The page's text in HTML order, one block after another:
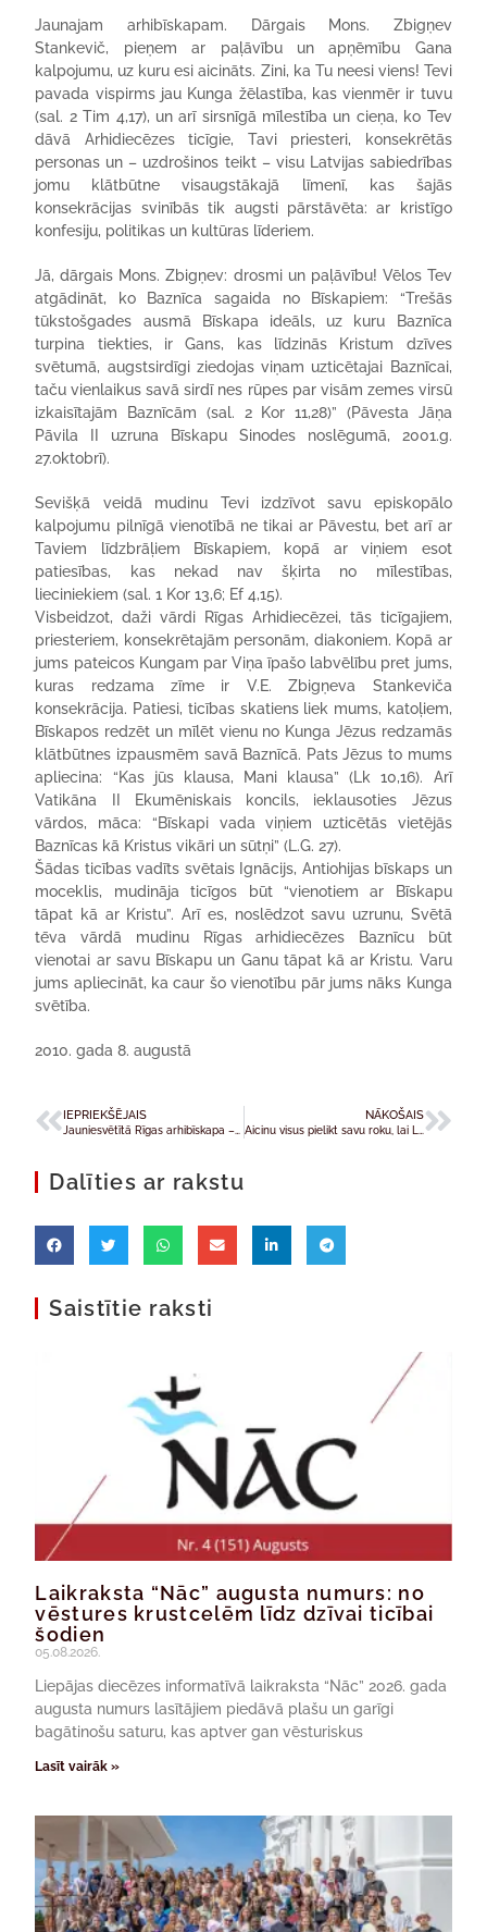
Jaunajam arhibīskapam. Dārgais Mons. Zbigņev
Stankevič, pieņem ar paļāvību un apņēmību Gana
kalpojumu, uz kuru esi aicināts. Zini, ka Tu neesi viens! Tevi
pavada vispirms jau Kunga žēlastība, kas vienmēr ir tuvu
(sal. 2 Tim 4,17), un arī sirsnīgā mīlestība un cieņa, ko Tev
dāvā Arhidiecēzes ticīgie, Tavi priesteri, konsekrētās
personas un – uzdrošinos teikt – visu Latvijas sabiedrības
jomu klātbūtne visaugstākajā līmenī, kas šajās
konsekrācijas svinībās tik augsti pārstāvēta: ar kristīgo
konfesiju, politikas un kultūras līderiem.
Jā, dārgais Mons. Zbigņev: drosmi un paļāvību! Vēlos Tev
atgādināt, ko Baznīca sagaida no Bīskapiem: “Trešās
tūkstošgades ausmā Bīskapa ideāls, uz kuru Baznīca
turpina tiekties, ir Gans, kas līdzinās Kristum dzīves
svētumā, augstsirdīgi ziedojas viņam uzticētajai Baznīcai,
taču vienlaikus savā sirdī nes rūpes par visām zemes virsū
izkaisītajām Baznīcām (sal. 2 Kor 11,28)” (Pāvesta Jāņa
Pāvila II uzruna Bīskapu Sinodes noslēgumā, 2001.g.
27.oktobrī).
Sevišķā veidā mudinu Tevi izdzīvot savu episkopālo
kalpojumu pilnīgā vienotībā ne tikai ar Pāvestu, bet arī ar
Taviem līdzbrāļiem Bīskapiem, kopā ar viņiem esot
patiesības, kas nekad nav šķirta no mīlestības,
lieciniekiem (sal. 1 Kor 13,6; Ef 4,15).
Visbeidzot, daži vārdi Rīgas Arhidiecēzei, tās ticīgajiem,
priesteriem, konsekrētajām personām, diakoniem. Kopā ar
jums pateicos Kungam par Viņa īpašo labvēlību pret jums,
kuras redzama zīme ir V.E. Zbigņeva Stankeviča
konsekrācija. Patiesi, ticības skatiens liek mums, katoļiem,
Bīskapos redzēt un mīlēt vienu no Kunga Jēzus redzamās
klātbūtnes izpausmēm savā Baznīcā. Pats Jēzus to mums
apliecina: “Kas jūs klausa, Mani klausa” (Lk 10,16). Arī
Vatikāna II Ekumēniskais koncils, ieklausoties Jēzus
vārdos, māca: “Bīskapi vada viņiem uzticētās vietējās
Baznīcas kā Kristus vikāri un sūtņi” (L.G. 27).
Šādas ticības vadīts svētais Ignācijs, Antiohijas bīskaps un
moceklis, mudināja ticīgos būt “vienotiem ar Bīskapu
tāpat kā ar Kristu”. Arī es, noslēdzot savu uzrunu, Svētā
tēva vārdā mudinu Rīgas arhidiecēzes Baznīcu būt
vienotai ar savu Bīskapu un Ganu tāpat kā ar Kristu. Varu
jums apliecināt, ka caur šo vienotību pār jums nāks Kunga
svētība.
2010. gada 8. augustā
IEPRIEKŠĒJAIS NĀKOŠAIS
Dalīties ar rakstu
Saistītie raksti
Laikraksta “Nāc” augusta numurs: no
vēstures krustcelēm līdz dzīvai ticībai
šodien
05.08.2026.
Liepājas diecēzes informatīvā laikraksta “Nāc” 2026. gada
augusta numurs lasītājiem piedāvā plašu un garīgi
bagātinošu saturu, kas aptver gan vēsturiskus
Lasīt vairāk »